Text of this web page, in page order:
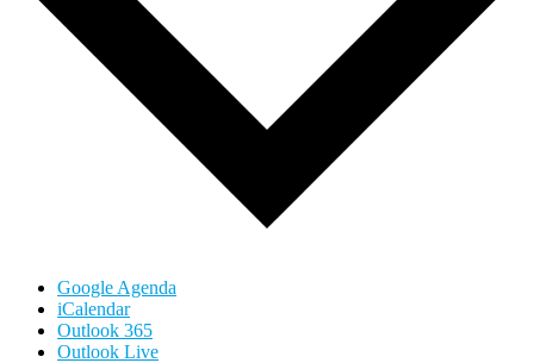
Google Agenda
iCalendar
Outlook 365
Outlook Live